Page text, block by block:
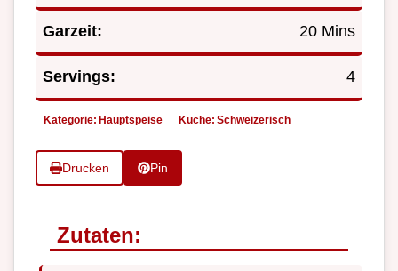
Garzeit: 20 Mins
Servings: 4
Kategorie: Hauptspeise Küche: Schweizerisch
Drucken Pin
Zutaten: